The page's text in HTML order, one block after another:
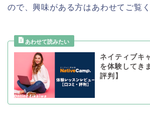
ので、興味がある方はあわせてご覧く
ネイティブキ
を体験してき
評判】